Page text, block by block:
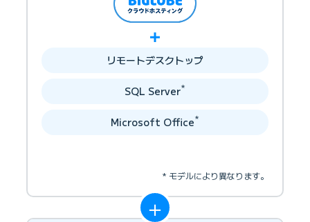
＋
リモートデスクトップ
SQL Server*
Microsoft Office*
* モデルにより異なります。
＋